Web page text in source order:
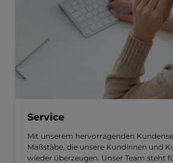
Service
Mit unserem hervorragenden
Maßstäbe, die unsere Kundinnen und
wieder überzeugen. Unser Team steht